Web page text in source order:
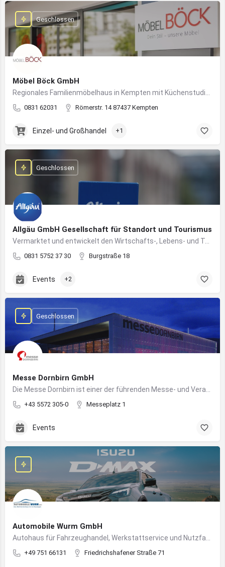
Möbel Böck GmbH
0831 62031 Römerstr. 14 87437 Kempten
Geschlossen
Einzel- und Großhandel +1
Allgäu GmbH Gesellschaft für Standort und Tourismus
0831 5752 37 30 Burgstraße 18
Geschlossen
Events +2
Messe Dornbirn GmbH
+43 5572 305-0 Messeplatz 1
Geschlossen
Events
Automobile Wurm GmbH
+49 751 66131 Friedrichshafener Straße 71